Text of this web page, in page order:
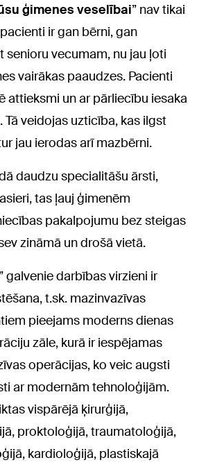
ģimenes veselībai” nav tikai
ir gan bērni, gan
senioru vecumam, nu jau ļoti
vairākas paaudzes. Pacienti
attieksmi un ar pārliecību iesaka
Tā veidojas uzticība, kas ilgst
jau ierodas arī mazbērni.
daudzu specialitāšu ārsti,
tas ļauj ģimenēm
pakalpojumu bez steigas
zināmā un drošā vietā.
galvenie darbības virzieni ir
t.sk. mazinvazīvas
pieejams moderns dienas
zāle, kurā ir iespējamas
operācijas, ko veic augsti
ar modernām tehnoloģijām.
vispārējā ķirurģijā,
proktoloģijā, traumatoloģijā,
kardioloģijā, plastiskajā